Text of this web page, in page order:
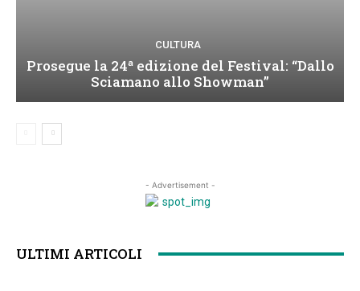
CULTURA
Prosegue la 24ª edizione del Festival: “Dallo
Sciamano allo Showman”
- Advertisement -
ULTIMI ARTICOLI